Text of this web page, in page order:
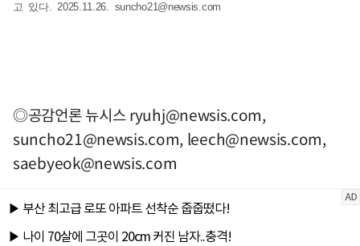
고 있다. 2025.11.26. suncho21@newsis.com
◎공감언론 뉴시스ryuhj@newsis.com,
suncho21@newsis.com, leech@newsis.com,
saebyeok@newsis.com